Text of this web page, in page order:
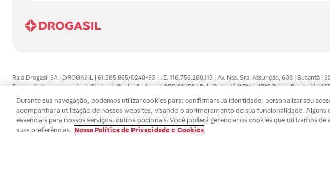
Raia Drogasil SA | DROGASIL | 61.585.865/0240-93 | I.E. 116.756.280.113 | Av. Nsa. Sra. Assunção, 638 | Butantã
Farmacêutico responsável: Gisele da Penha Barbosa | CRF 89453 | Polo Butantã (1714 e 1715 Raia e Drogasil)
automedicação e não substituem, em hipótese alguma, as orientações dadas pelo profissional da área
persistirem os sintomas, um médico deverá ser consultado. Os preços e promoções divulgados no site são
SA trabalha com as tecnologias mais avançadas de proteção de dados, para que você possa realizar suas
efetuados estão sujeitos à confirmação da disponibilidade de produto em nosso estoque.
Durante sua navegação, podemos utilizar cookies para: confirmar sua identidade; personalizar seu
acompanhar a utilização de nossos websites, visando o aprimoramento de sua funcionalidade. Alguns
essenciais para nossos serviços, outros opcionais. Você poderá gerenciar os cookies que utilizamos de
suas preferências. Nossa Política de Privacidade e Cookies